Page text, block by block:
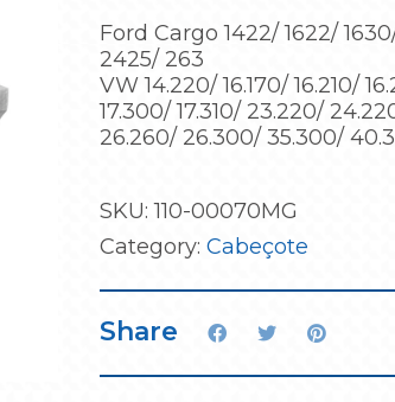
Ford Cargo 1422/ 1622/
2425/ 263
VW 14.220/ 16.170/ 16.210/
17.300/ 17.310/ 23.220/
26.260/ 26.300/ 35.300/
SKU:110-00070MG
Category: Cabeçote
Share